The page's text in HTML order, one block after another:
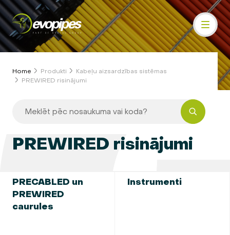
Home Produkti
Kabeļu aizsardzības sistēmas
PREWIRED risinājumi
PREWIRED risinājumi
PRECABLED un
PREWIRED
caurules
Instrumenti